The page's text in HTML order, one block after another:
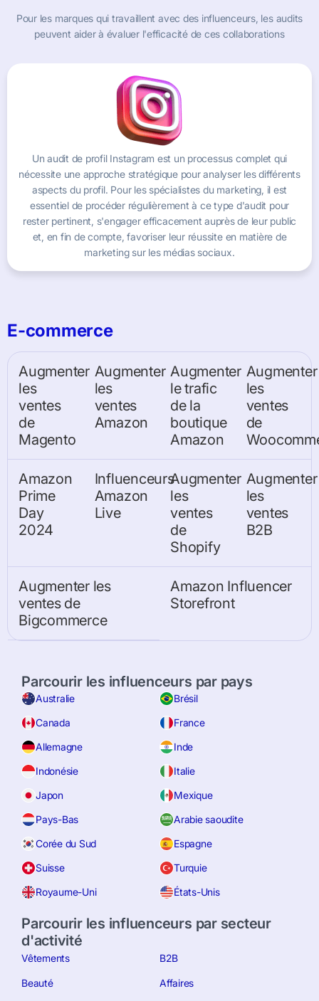
Pour les marques qui travaillent avec des influenceurs, les audits
peuvent aider à évaluer l'efficacité de ces collaborations
Un audit de profil Instagram est un processus complet qui
nécessite une approche stratégique pour analyser les différents
aspects du profil. Pour les spécialistes du marketing, il est
essentiel de procéder régulièrement à ce type d'audit pour
rester pertinent, s'engager efficacement auprès de leur public
et, en fin de compte, favoriser leur réussite en matière de
marketing sur les médias sociaux.
E-commerce
Augmenter
les
ventes
de
Magento
Augmenter
les
ventes
Amazon
Augmenter
le trafic
de la
boutique
Amazon
Augmenter
les
ventes
de
Amazon
Prime
Day
2024
Influenceurs
Amazon
Live
Augmenter
les
ventes
de
Shopify
Augmenter
les
ventes
B2B
Augmenter les
ventes de
Bigcommerce
Amazon Influencer
Storefront
Parcourir les influenceurs par pays
Australie
Brésil
Canada
France
Allemagne
Inde
Indonésie
Italie
Japon
Mexique
Pays-Bas
Arabie saoudite
Corée du Sud
Espagne
Suisse
Turquie
Royaume-Uni
États-Unis
Parcourir les influenceurs par secteur
d'activité
Vêtements B2B
Beauté Affaires